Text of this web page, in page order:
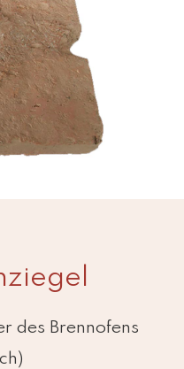
des Brennofens